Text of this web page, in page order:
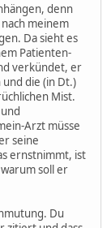
denn
meinem
Da sieht es
Patienten-
verkündet, er
die (in Dt.)
Mist.
Arzt müsse
seine
ernstnimmt, ist
soll er
Du